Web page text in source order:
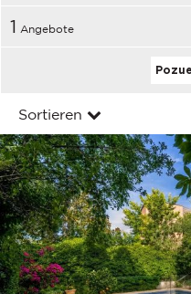
1 Angebote
Sortieren